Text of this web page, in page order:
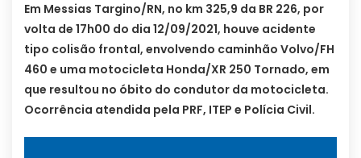
Em Messias Targino/RN, no km 325,9 da BR 226, por
volta de 17h00 do dia 12/09/2021, houve acidente
tipo colisão frontal, envolvendo caminhão Volvo/FH
460 e uma motocicleta Honda/XR 250 Tornado, em
que resultou no óbito do condutor da motocicleta.
Ocorrência atendida pela PRF, ITEP e Polícia Civil.